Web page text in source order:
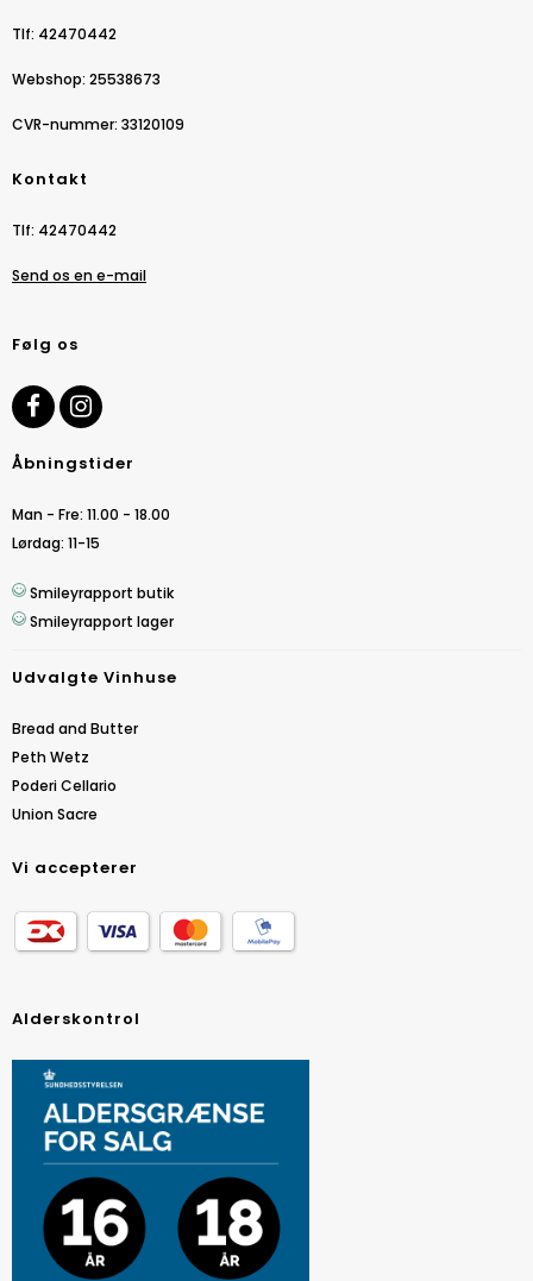
Tlf: 42470442
Webshop: 25538673
CVR-nummer: 33120109
Kontakt
Tlf: 42470442
Send os en e-mail
Følg os
Åbningstider
Man - Fre: 11.00 - 18.00
Lørdag: 11-15
Smileyrapport butik
Smileyrapport lager
Udvalgte Vinhuse
Bread and Butter
Peth Wetz
Poderi Cellario
Union Sacre
Vi accepterer
Alderskontrol